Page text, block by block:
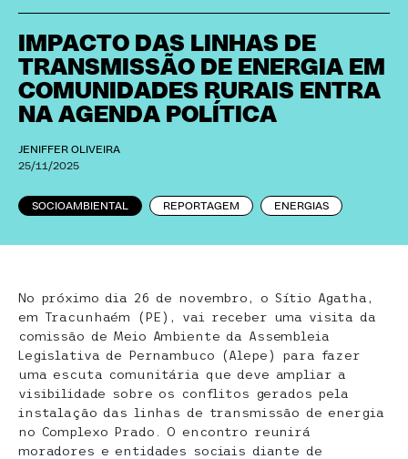
IMPACTO DAS LINHAS DE
TRANSMISSÃO DE ENERGIA EM
COMUNIDADES RURAIS ENTRA
NA AGENDA POLÍTICA
JENIFFER OLIVEIRA
25/11/2025
SOCIOAMBIENTAL REPORTAGEM ENERGIAS
No próximo dia 26 de novembro, o Sítio Agatha,
em Tracunhaém (PE), vai receber uma visita da
comissão de Meio Ambiente da Assembleia
Legislativa de Pernambuco (Alepe) para fazer
uma escuta comunitária que deve ampliar a
visibilidade sobre os conflitos gerados pela
instalação das linhas de transmissão de energia
no Complexo Prado. O encontro reunirá
moradores e entidades sociais diante de